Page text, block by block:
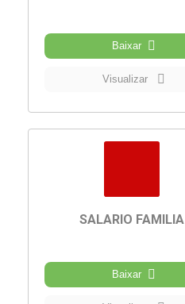
Baixar
Visualizar
SALARIO FAMILIA
Baixar